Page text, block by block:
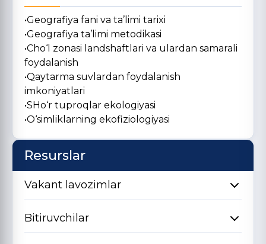
•Geografiya fani va ta’limi tarixi
•Geografiya ta’limi metodikasi
•Cho‘l zonasi landshaftlari va ulardan samarali
foydalanish
•Qaytarma suvlardan foydalanish
imkoniyatlari
•SHo‘r tuproqlar ekologiyasi
•O‘simliklarning ekofiziologiyasi
Resurslar
Vakant lavozimlar
Bitiruvchilar